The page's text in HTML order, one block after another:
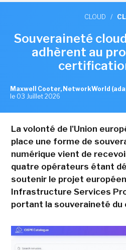
CLOUD /
Souveraineté
adhèrent au
Maxwell Cooter, NetworkWorld
le 03 Juillet 2026
La volonté de l'Union
place une forme de
numérique vient de
quatre opérateurs étant
soutenir le projet
Infrastructure Services
portant la souveraineté du